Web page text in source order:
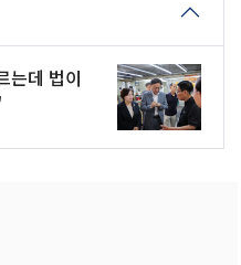
는데 법이